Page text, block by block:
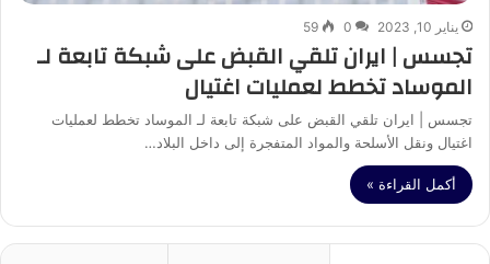
يناير 10, 2023 0
59
تجسس | ايران تلقي القبض على شبكة تابعة لـ
الموساد تخطط لعمليات اغتيال
تجسس | ايران تلقي القبض على شبكة تابعة لـ الموساد تخطط لعمليات
اغتيال ونقل الأسلحة والمواد المتفجرة إلى داخل البلاد…
أكمل القراءة »